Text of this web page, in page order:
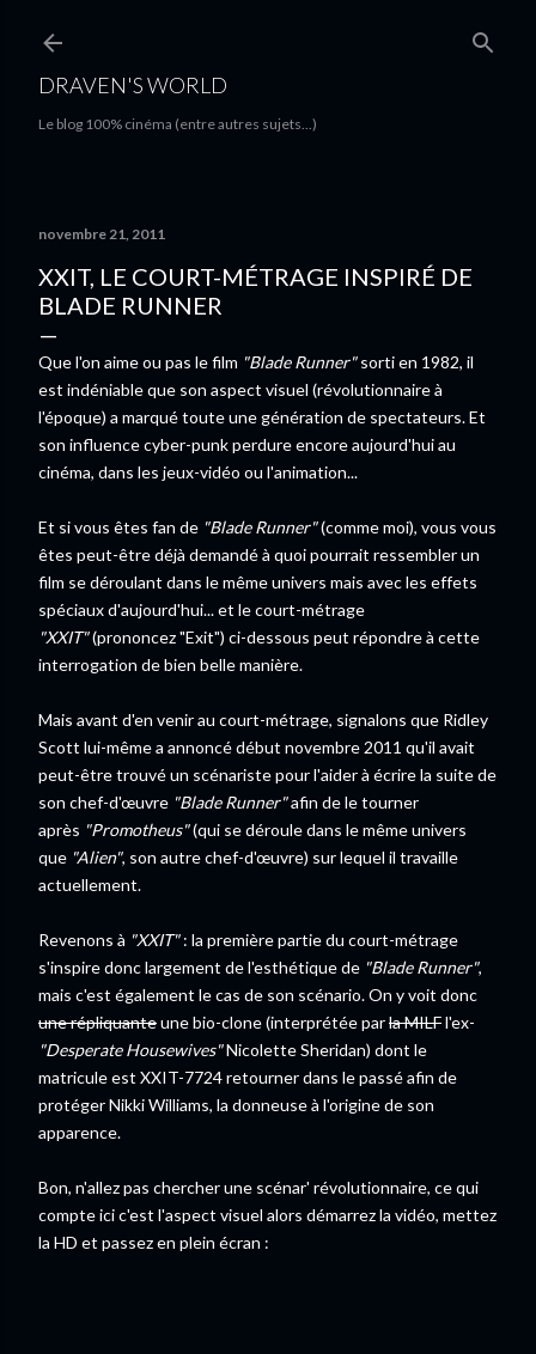
DRAVEN'S WORLD
Le blog 100% cinéma (entre autres sujets...)
novembre 21, 2011
XXIT, LE COURT-MÉTRAGE INSPIRÉ DE
BLADE RUNNER
Que l'on aime ou pas le film "Blade Runner"sorti en 1982, il
est indéniable que son aspect visuel (révolutionnaire à
l'époque) a marqué toute une génération de spectateurs. Et
son influence cyber-punk perdure encore aujourd'hui au
cinéma, dans les jeux-vidéo ou l'animation...
Et si vous êtes fan de "Blade Runner"(comme moi), vous vous
êtes peut-être déjà demandé à quoi pourrait ressembler un
film se déroulant dans le même univers mais avec les effets
spéciaux d'aujourd'hui... et le court-métrage
"XXIT"(prononcez "Exit") ci-dessous peut répondre à cette
interrogation de bien belle manière.
Mais avant d'en venir au court-métrage, signalons que Ridley
Scott lui-même a annoncé début novembre 2011 qu'il avait
peut-être trouvé un scénariste pour l'aider à écrire la suite de
son chef-d'œuvre "Blade Runner"afin de le tourner
après "Promotheus"(qui se déroule dans le même univers
que "Alien", son autre chef-d'œuvre) sur lequel il travaille
actuellement.
Revenons à "XXIT": la première partie du court-métrage
s'inspire donc largement de l'esthétique de "Blade Runner",
mais c'est également le cas de son scénario. On y voit donc
une répliquanteune bio-clone (interprétée parla MILFl'ex-
"Desperate Housewives"Nicolette Sheridan) dont le
matricule est XXIT-7724 retourner dans le passé afin de
protéger Nikki Williams, la donneuse à l'origine de son
apparence.
Bon, n'allez pas chercher une scénar' révolutionnaire, ce qui
compte ici c'est l'aspect visuel alors démarrez la vidéo, mettez
la HD et passez en plein écran :